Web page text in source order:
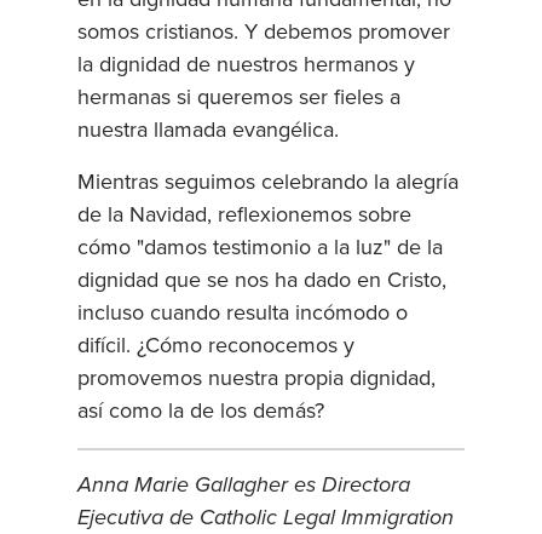
somos cristianos. Y debemos promover
la dignidad de nuestros hermanos y
hermanas si queremos ser fieles a
nuestra llamada evangélica.
Mientras seguimos celebrando la alegría
de la Navidad, reflexionemos sobre
cómo "damos testimonio a la luz" de la
dignidad que se nos ha dado en Cristo,
incluso cuando resulta incómodo o
difícil. ¿Cómo reconocemos y
promovemos nuestra propia dignidad,
así como la de los demás?
Anna Marie Gallagher es Directora
Ejecutiva de Catholic Legal Immigration